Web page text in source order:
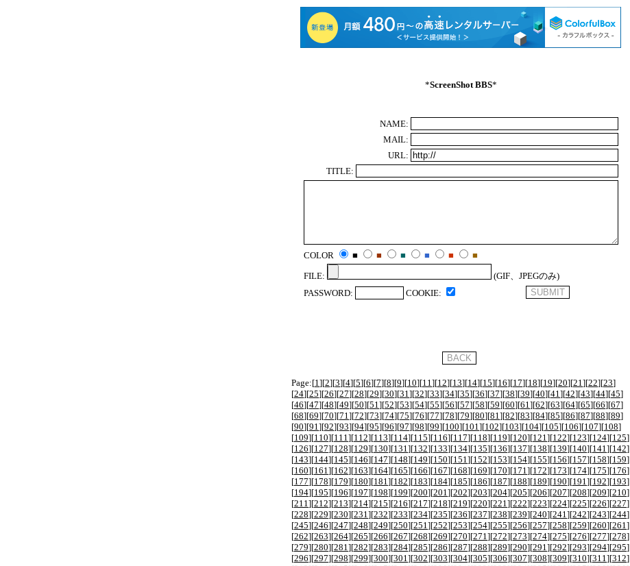
*ScreenShot BBS*
NAME:
MAIL:
URL:
TITLE:
COLOR ■ ■ ■ ■ ■
■
FILE:
(GIF、JPEGのみ)
PASSWORD:
COOKIE:
Page:[1 ][2][3][4][5][6][7][8][9][10][11 ][12][13][14][15][16][17][18][19][20][21 ][22][23]
[24][25][26][27][28][29][30][31 ][32][33][34][35][36][37][38][39][40][41 ][42][43][44][45]
[46][47][48][49][50][51 ][52][53][54][55][56][57][58][59][60][61 ][62][63][64][65][66][67]
[68][69][70][71 ][72][73][74][75][76][77][78][79][80][81 ][82][83][84][85][86][87][88][89]
[90][91 ][92][93][94][95][96][97][98][99][100][101 ][102][103][104][105][106][107][108]
[109][110][111 ][112][113][114][115][116][117][118][119][120][121 ][122][123][124][125]
[126][127][128][129][130][131 ][132][133][134][135][136][137][138][139][140][141 ][142]
[143][144][145][146][147][148][149][150][151 ][152][153][154][155][156][157][158][159]
[160][161 ][162][163][164][165][166][167][168][169][170][171 ][172][173][174][175][176]
[177][178][179][180][181 ][182][183][184][185][186][187][188][189][190][191 ][192][193]
[194][195][196][197][198][199][200][201 ][202][203][204][205][206][207][208][209][210]
[211 ][212][213][214][215][216][217][218][219][220][221 ][222][223][224][225][226][227]
[228][229][230][231 ][232][233][234][235][236][237][238][239][240][241 ][242][243][244]
[245][246][247][248][249][250][251 ][252][253][254][255][256][257][258][259][260][261 ]
[262][263][264][265][266][267][268][269][270][271 ][272][273][274][275][276][277][278]
[279][280][281 ][282][283][284][285][286][287][288][289][290][291 ][292][293][294][295]
[296][297][298][299][300][301 ][302][303][304][305][306][307][308][309][310][311 ][312]